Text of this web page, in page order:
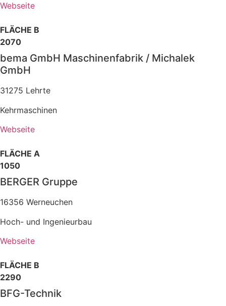
Webseite
FLÄCHE B
2070
bema GmbH Maschinenfabrik / Michalek
GmbH
31275 Lehrte
Kehrmaschinen
Webseite
FLÄCHE A
1050
BERGER Gruppe
16356 Werneuchen
Hoch- und Ingenieurbau
Webseite
FLÄCHE B
2290
BFG-Technik